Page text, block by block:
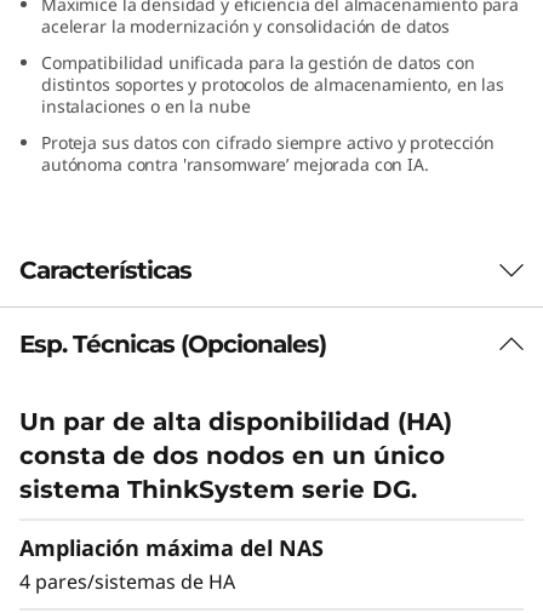
n
t
m
D
G
7
acelerar la modernización y consolidación de datos
Compatibilidad unificada para la gestión de datos con
distintos soportes y protocolos de almacenamiento, en las
instalaciones o en la nube
Proteja sus datos con cifrado siempre activo y protección
autónoma contra 'ransomware’ mejorada con IA.
Características
Reduzca el TCO,
incremente la
eficiencia y la
sostenibilidad
Reduzca los costes de su centro de datos y
modernícelo con una solución más sostenible
Esp. Técnicas (Opcionales)
Un par de alta disponibilidad (HA)
consta de dos nodos en un único
sistema ThinkSystem serie DG.
Ampliación máxima del NAS
4 pares/sistemas de HA